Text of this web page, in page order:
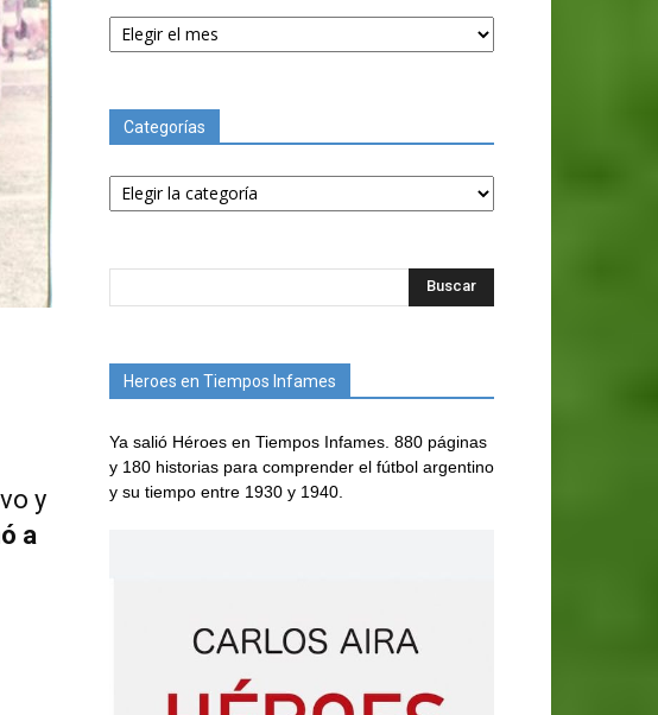
y
a
Archivos
Categorías
Categorías
Heroes en Tiempos Infames
Ya salió Héroes en Tiempos Infames. 880 páginas
y 180 historias para comprender el fútbol argentino
y su tiempo entre 1930 y 1940.